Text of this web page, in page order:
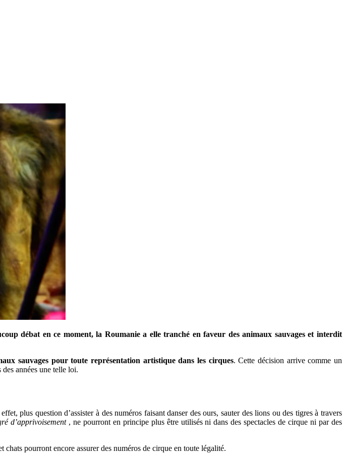
débat en ce moment, la Roumanie a elle tranché en faveur des animaux sauvages et interdit
sauvages pour toute représentation artistique dans les cirques. Cette décision arrive comme un
années une telle loi.
plus question d’assister à des numéros faisant danser des ours, sauter des lions ou des tigres à travers
d’apprivoisement , ne pourront en principe plus être utilisés ni dans des spectacles de cirque ni par des
pourront encore assurer des numéros de cirque en toute légalité.